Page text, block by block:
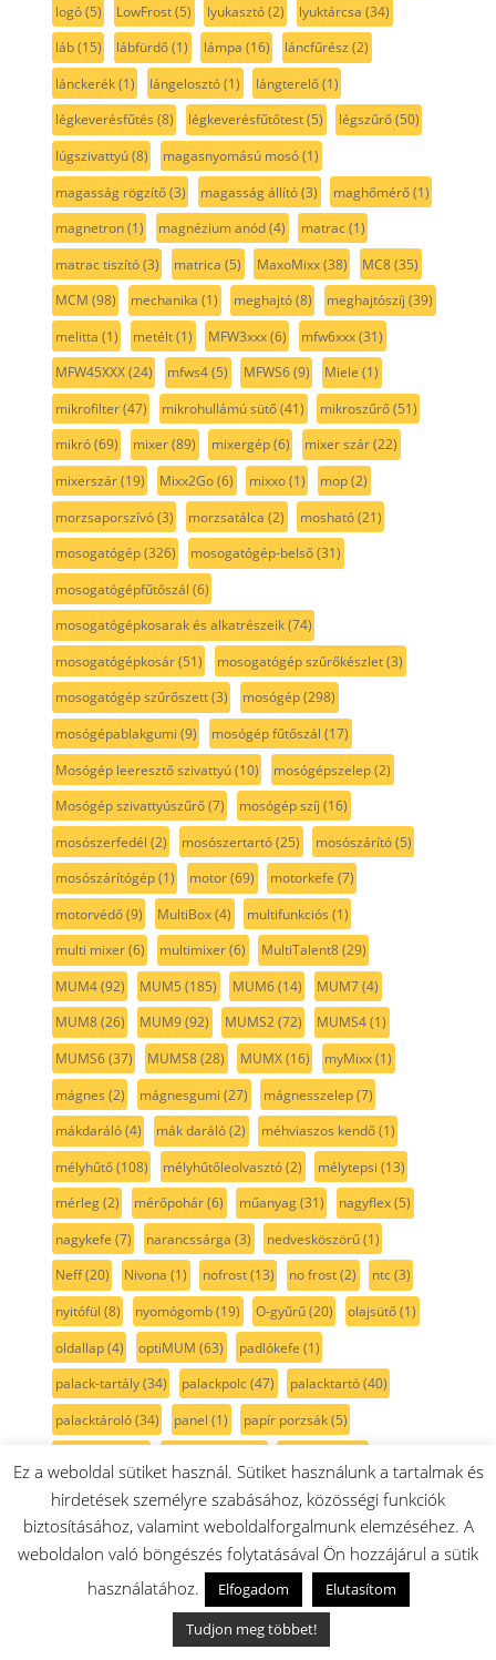
logó(5) LowFrost(5) lyukasztó(2) lyuktárcsa (34)
láb(15) lábfürdő(1) lámpa (16) láncfűrész (2)
lánckerék(1) lángelosztó(1) lángterelő(1)
légkeverésfűtés (8) légkeverésfűtőtest(5) légszűrő(50)
lúgszivattyú(8) magasnyomású mosó(1)
magasság rögzítő(3) magasság állító(3) maghőmérő(1)
magnetron(1) magnézium anód(4) matrac(1)
matrac tiszító(3) matrica (5) MaxoMixx(38) MC8(35)
MCM (98) mechanika (1) meghajtó(8) meghajtószíj (39)
melitta (1) metélt(1) MFW3xxx(6) mfw6xxx(31)
MFW45XXX(24) mfws4(5) MFWS6(9) Miele (1)
mikrofilter(47) mikrohullámú sütő(41) mikroszűrő(51)
mikró(69) mixer(89) mixergép(6) mixer szár(22)
mixerszár(19) Mixx2Go(6) mixxo(1) mop(2)
morzsaporszívó(3) morzsatálca (2) mosható(21)
mosogatógép(326) mosogatógép-belső(31)
mosogatógépfűtőszál (6)
mosogatógépkosarak és alkatrészeik(74)
mosogatógépkosár(51) mosogatógép szűrőkészlet(3)
mosogatógép szűrőszett(3) mosógép(298)
mosógépablakgumi (9) mosógép fűtőszál (17)
Mosógép leeresztő szivattyú(10) mosógépszelep(2)
Mosógép szivattyúszűrő(7) mosógép szíj (16)
mosószerfedél (2) mosószertartó(25) mosószárító(5)
mosószárítógép(1) motor(69) motorkefe (7)
motorvédő(9) MultiBox(4) multifunkciós (1)
multi mixer(6) multimixer(6) MultiTalent8(29)
MUM4(92) MUM5 (185) MUM6(14) MUM7(4)
MUM8(26) MUM9(92) MUMS2(72) MUMS4(1)
MUMS6(37) MUMS8(28) MUMX(16) myMixx(1)
mágnes (2) mágnesgumi (27) mágnesszelep(7)
mákdaráló(4) mák daráló(2) méhviaszos kendő(1)
mélyhűtő(108) mélyhűtőleolvasztó(2) mélytepsi (13)
mérleg(2) mérőpohár(6) műanyag(31) nagyflex(5)
nagykefe (7) narancssárga (3) nedvesköszörű(1)
Neff(20) Nivona (1) nofrost(13) no frost(2) ntc(3)
nyitófül (8) nyomógomb(19) O-gyűrű(20) olajsütő(1)
oldallap(4) optiMUM (63) padlókefe (1)
palack-tartály(34) palackpolc(47) palacktartó(40)
palacktároló(34) panel (1) papír porzsák(5)
paszta (1) (25) penge (5) perem (3) persely(2)
pezsgő szín(2) pihefogó(3) piheszűrő (3) pink (1)
pipa(2) piros(46) pohár (8) pohártartó(1) polc(51)
polckeret(2) polisztirol fűrész(1) Poly-v szíj(12)
(1) porleválasztó(1)
Ez a weboldal sütiket használ. Sütiket használunk a tartalmak és
hirdetések személyre szabásához, közösségi funkciók
biztosításához, valamint weboldalforgalmunk elemzéséhez. A
weboldalon való böngészés folytatásával Ön hozzájárul a sütik
használatához.
Elfogadom
Elutasítom
Tudjon meg többet!